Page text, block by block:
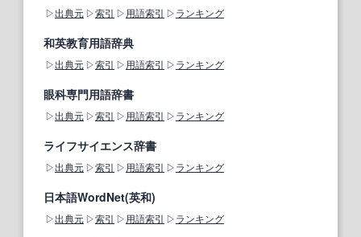
出典元 索引 用語索引 ランキング
和英教育用語辞典
出典元 索引 用語索引 ランキング
眼科専門用語辞書
出典元 索引 用語索引 ランキング
ライフサイエンス辞書
出典元 索引 用語索引 ランキング
日本語WordNet(英和)
出典元 索引 用語索引 ランキング